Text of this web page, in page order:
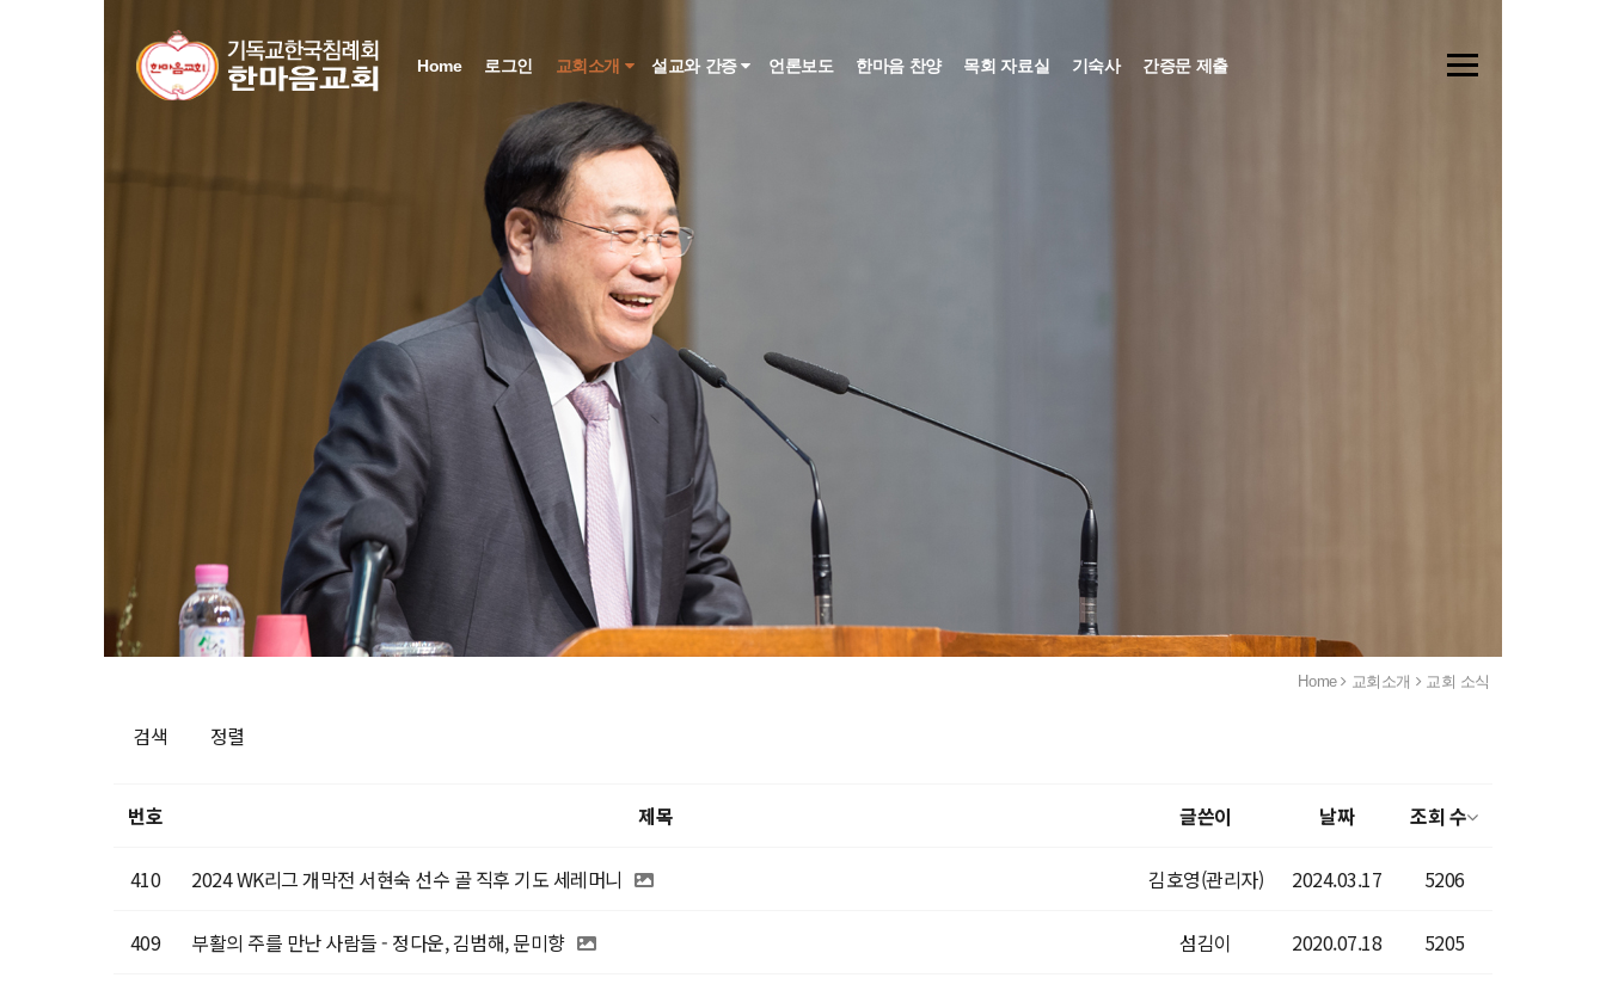
Home 로그인 교회소개 설교와 간증 언론보도 한마음 찬양 목회 자료실 기숙사 간증문 제출
Home 교회소개 교회 소식
검색 정렬
번호 제목 글쓴이 날짜 조회 수
410 2024 WK리그 개막전 서현숙 선수 골 직후 기도 세레머니 김호영(관리자) 2024.03.17 5206
409 부활의 주를 만난 사람들 - 정다운, 김범해, 문미향 섬김이 2020.07.18 5205